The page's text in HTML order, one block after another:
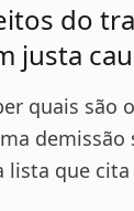
do
justa
quais são
demissão
lista que